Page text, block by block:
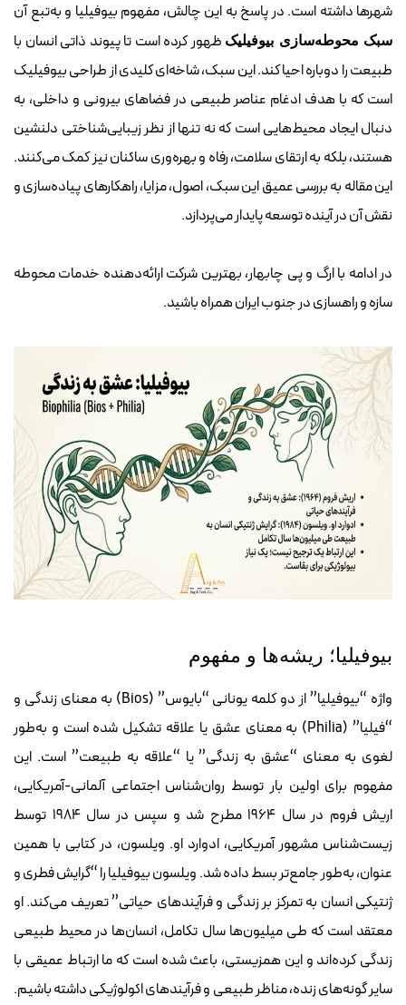
شهرها داشته است. در پاسخ به این چالش، مفهوم بیوفیلیا و به‌تبع آن
سبک محوطه‌سازی بیوفیلیک ظهور کرده است تا پیوند ذاتی انسان با
طبیعت را دوباره احیا کند. این سبک، شاخه‌ای کلیدی از طراحی بیوفیلیک
است که با هدف ادغام عناصر طبیعی در فضاهای بیرونی و داخلی، به
دنبال ایجاد محیط‌هایی است که نه تنها از نظر زیبایی‌شناختی دلنشین
هستند، بلکه به ارتقای سلامت، رفاه و بهره‌وری ساکنان نیز کمک می‌کنند.
این مقاله به بررسی عمیق این سبک، اصول، مزایا، راهکارهای پیاده‌سازی و
نقش آن در آینده توسعه پایدار می‌پردازد.
در ادامه با ارگ و پی چابهار، بهترین شرکت ارائه‌دهنده خدمات محوطه
سازه و راهسازی در جنوب ایرانهمراه باشید.
بیوفیلیا؛ ریشه‌ها و مفهوم
واژه “بیوفیلیا” از دو کلمه یونانی “بایوس” (Bios) به معنای زندگی و
“فیلیا” (Philia) به معنای عشق یا علاقه تشکیل شده است و به‌طور
لغوی به معنای “عشق به زندگی” یا “علاقه به طبیعت” است. این
مفهوم برای اولین بار توسط روان‌شناس اجتماعی آلمانی-آمریکایی،
اریش فروم در سال ۱۹۶۴ مطرح شد و سپس در سال ۱۹۸۴ توسط
زیست‌شناس مشهور آمریکایی، ادوارد او. ویلسون، در کتابی با همین
عنوان، به‌طور جامع‌تر بسط داده شد. ویلسون بیوفیلیا را “گرایش فطری و
ژنتیکی انسان به تمرکز بر زندگی و فرآیندهای حیاتی” تعریف می‌کند. او
معتقد است که طی میلیون‌ها سال تکامل، انسان‌ها در محیط طبیعی
زندگی کرده‌اند و این همزیستی، باعث شده است که ما ارتباط عمیقی با
سایر گونه‌های زنده، مناظر طبیعی و فرآیندهای اکولوژیکی داشته باشیم.